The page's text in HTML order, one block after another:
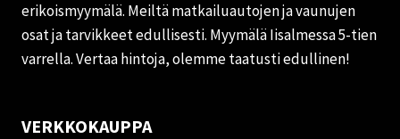
erikoismyymälä. Meiltä matkailuautojen ja vaunujen
osat ja tarvikkeet edullisesti. Myymälä Iisalmessa 5-tien
varrella. Vertaa hintoja, olemme taatusti edullinen!
VERKKOKAUPPA